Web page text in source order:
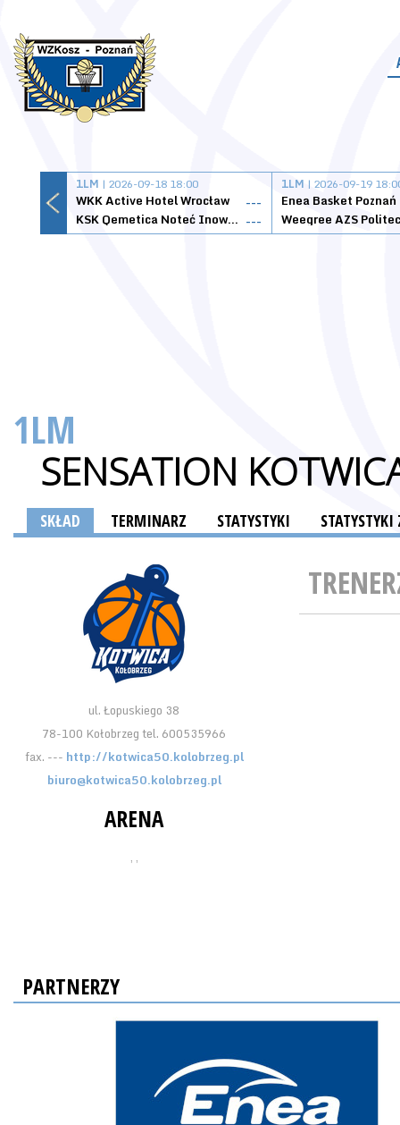
1LM | 2026-09-18 18:00
WKK Active Hotel Wrocław
---
KSK Qemetica Noteć Inowrocław ---
1LM | 2026-09-19
Enea Basket Poznań
1LM
SENSATION
SKŁAD TERMINARZ STATYSTYKI
ul. Łopuskiego 38
78-100 Kołobrzeg tel. 600535966
fax. --- http://kotwica50.kolobrzeg.pl
biuro@kotwica50.kolobrzeg.pl
ARENA
, ,
PARTNERZY